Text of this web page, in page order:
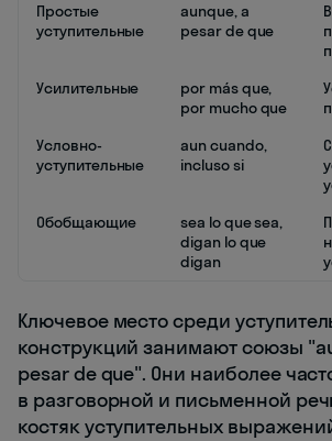
Простые
уступительные
aunque, a
pesar de que
Усилительные
por más que,
por mucho que
Условно-
уступительные
aun cuando,
incluso si
Обобщающие
sea lo que sea,
digan lo que
digan
Ключевое место среди
конструкций занимают союзы
pesar de que". Они наиболее
в разговорной и письменной
костяк уступительных